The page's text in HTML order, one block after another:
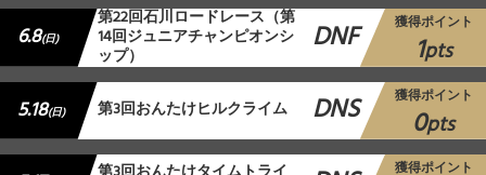
6.8(日)
第22回石川ロードレース（第
14回ジュニアチャンピオンシ
ップ） DNF 獲得ポイント
1pts
5.18(日) 第3回おんたけヒルクライム DNS 獲得ポイント
0pts
獲得ポイント